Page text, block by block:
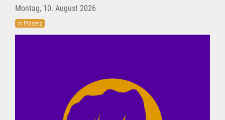
Montag, 10. August 2026
In Präsenz